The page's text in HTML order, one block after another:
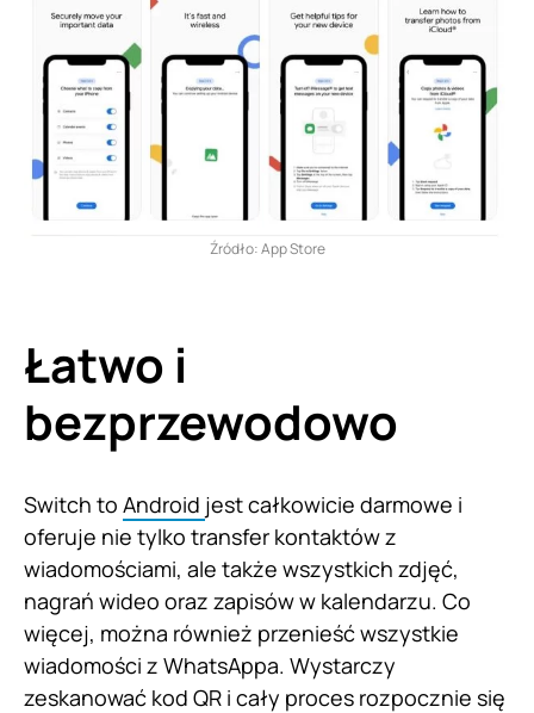
Źródło: App Store
Łatwo i
bezprzewodowo
Switch to Android jest całkowicie darmowe i
oferuje nie tylko transfer kontaktów z
wiadomościami, ale także wszystkich zdjęć,
nagrań wideo oraz zapisów w kalendarzu. Co
więcej, można również przenieść wszystkie
wiadomości z WhatsAppa. Wystarczy
zeskanować kod QR i cały proces rozpocznie się